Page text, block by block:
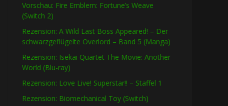
Vorschau: Fire Emblem: Fortune’s Weave
(Switch 2)
Rezension: A Wild Last Boss Appeared! – Der
schwarzgeflügelte Overlord – Band 5 (Manga)
Rezension: Isekai Quartet The Movie: Another
World (Blu-ray)
Rezension: Love Live! Superstar!! – Staffel 1
Rezension: Biomechanical Toy (Switch)